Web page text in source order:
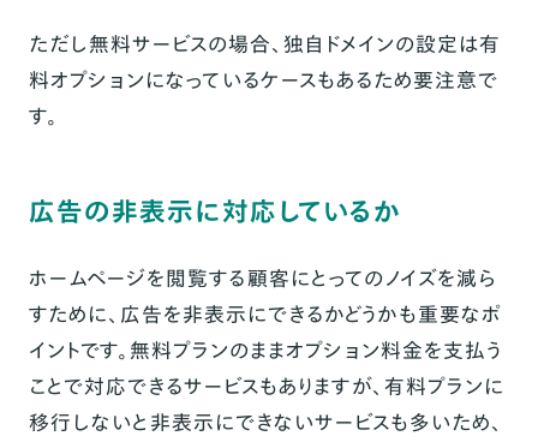
ただし無料サービスの場合、独自ドメインの設定は有
料オプションになっているケースもあるため要注意で
す。
広告の非表示に対応しているか
ホームページを閲覧する顧客にとってのノイズを減ら
すために、広告を非表示にできるかどうかも重要なポ
イントです。無料プランのままオプション料金を支払う
ことで対応できるサービスもありますが、有料プランに
移行しないと非表示にできないサービスも多いため、